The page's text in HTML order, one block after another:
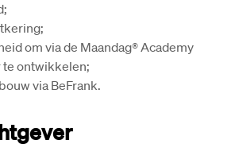
om via de Maandag® Academy
te ontwikkelen;
via BeFrank.